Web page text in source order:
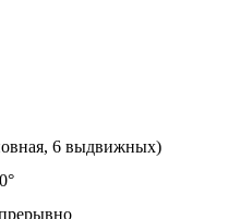
6 выдвижных)